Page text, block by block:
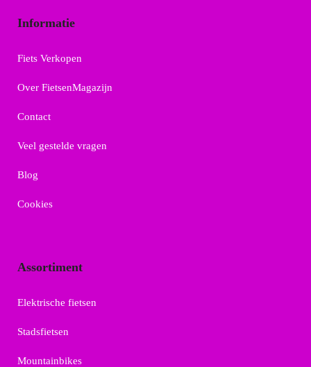
Informatie
Fiets Verkopen
Over FietsenMagazijn
Contact
Veel gestelde vragen
Blog
Cookies
Assortiment
Elektrische fietsen
Stadsfietsen
Mountainbikes